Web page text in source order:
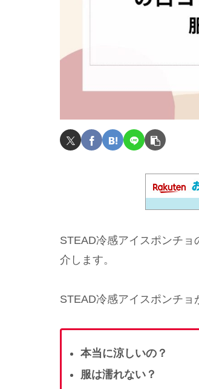
STEAD冷感アイスポンチ
介します。
STEAD冷感アイスポンチョ
本当に涼しいの？
服は濡れない？